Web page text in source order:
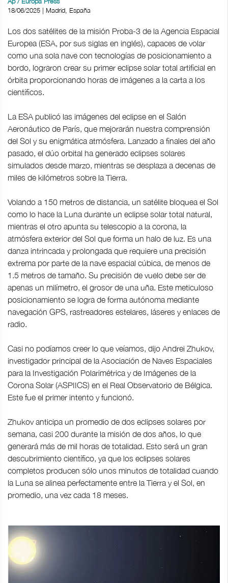
18/06/2025 | Madrid, España
Los dos satélites de la misión Proba-3 de la Agencia Espacial
Europea (ESA, por sus siglas en inglés), capaces de volar
como una sola nave con tecnologías de posicionamiento a
bordo, lograron crear su primer eclipse solar total artificial en
órbita proporcionando horas de imágenes a la carta a los
científicos.
La ESA publicó las imágenes del eclipse en el Salón
Aeronáutico de París, que mejorarán nuestra comprensión
del Sol y su enigmática atmósfera. Lanzado a finales del año
pasado, el dúo orbital ha generado eclipses solares
simulados desde marzo, mientras se desplaza a decenas de
miles de kilómetros sobre la Tierra.
Volando a 150 metros de distancia, un satélite bloquea el Sol
como lo hace la Luna durante un eclipse solar total natural,
mientras el otro apunta su telescopio a la corona, la
atmósfera exterior del Sol que forma un halo de luz. Es una
danza intrincada y prolongada que requiere una precisión
extrema por parte de la nave espacial cúbica, de menos de
1.5 metros de tamaño. Su precisión de vuelo debe ser de
apenas un milímetro, el grosor de una uña. Este meticuloso
posicionamiento se logra de forma autónoma mediante
navegación GPS, rastreadores estelares, láseres y enlaces de
radio.
Casi no podíamos creer lo que veíamos, dijo Andrei Zhukov,
investigador principal de la Asociación de Naves Espaciales
para la Investigación Polarimétrica y de Imágenes de la
Corona Solar (ASPIICS) en el Real Observatorio de Bélgica.
Este fue el primer intento y funcionó.
Zhukov anticipa un promedio de dos eclipses solares por
semana, casi 200 durante la misión de dos años, lo que
generará más de mil horas de totalidad. Esto será un gran
descubrimiento científico, ya que los eclipses solares
completos producen sólo unos minutos de totalidad cuando
la Luna se alinea perfectamente entre la Tierra y el Sol, en
promedio, una vez cada 18 meses.